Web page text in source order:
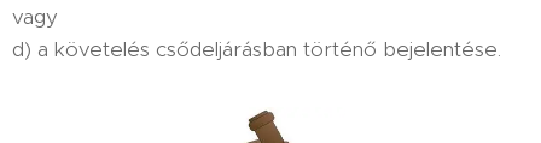
vagy
d) a követelés csődeljárásban történő bejelentése.